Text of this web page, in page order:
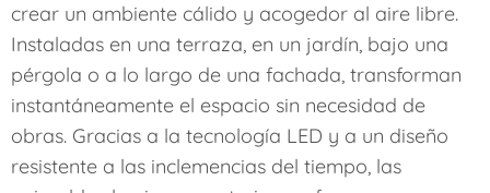
crear un ambiente cálido y acogedor al aire libre.
Instaladas en una terraza, en un jardín, bajo una
pérgola o a lo largo de una fachada, transforman
instantáneamente el espacio sin necesidad de
obras. Gracias a la tecnología LED y a un diseño
resistente a las inclemencias del tiempo, las